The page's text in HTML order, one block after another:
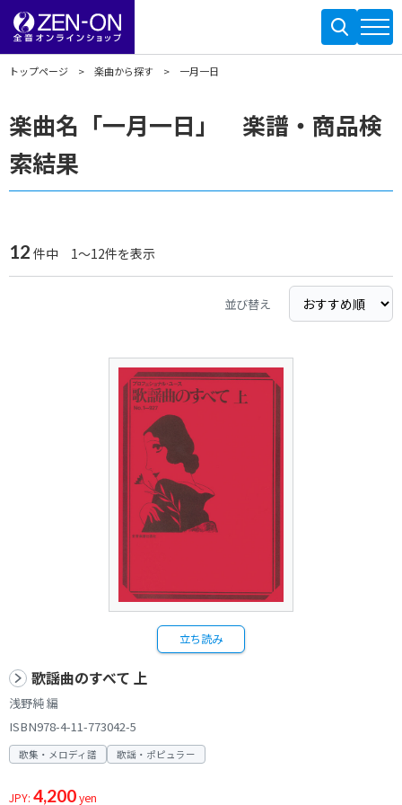
トップページ 楽曲から探す 一月一日
楽曲名「一月一日」 楽譜・商品検
索結果
12 件中 1～12件を表示
並び替え
立ち読み
歌謡曲のすべて 上
浅野純 編
ISBN978-4-11-773042-5
歌集・メロディ譜 歌謡・ポピュラー
JPY: 4,200yen